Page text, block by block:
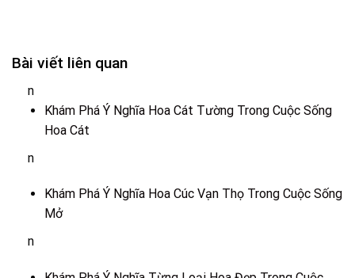
Bài viết liên quan
n
Khám Phá Ý Nghĩa Hoa Cát Tường Trong Cuộc Sống
Hoa Cát
n
Khám Phá Ý Nghĩa Hoa Cúc Vạn Thọ Trong Cuộc Sống
Mở
n